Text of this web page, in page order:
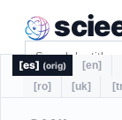
[es] (orig) [en]
[ro]
[uk]